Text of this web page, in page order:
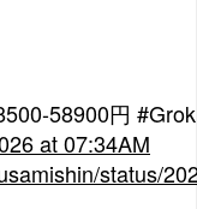
58900円
at 07:34AM
status/